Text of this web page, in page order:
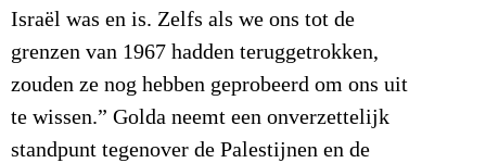
Israël was en is. Zelfs als we ons tot de
grenzen van 1967 hadden teruggetrokken,
zouden ze nog hebben geprobeerd om ons uit
te wissen.” Golda neemt een onverzettelijk
standpunt tegenover de Palestijnen en de